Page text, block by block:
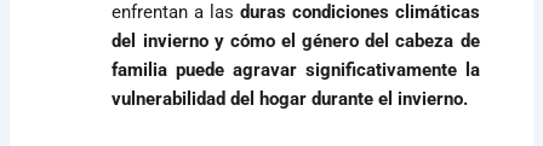
enfrentan a las duras condiciones climáticas
del invierno y cómo el género del cabeza de
familia puede agravar significativamente la
vulnerabilidad del hogar durante el invierno.